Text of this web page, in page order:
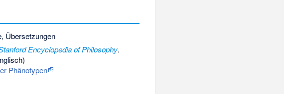
Übersetzungen
Encyclopedia of Philosophy.
Phänotypen